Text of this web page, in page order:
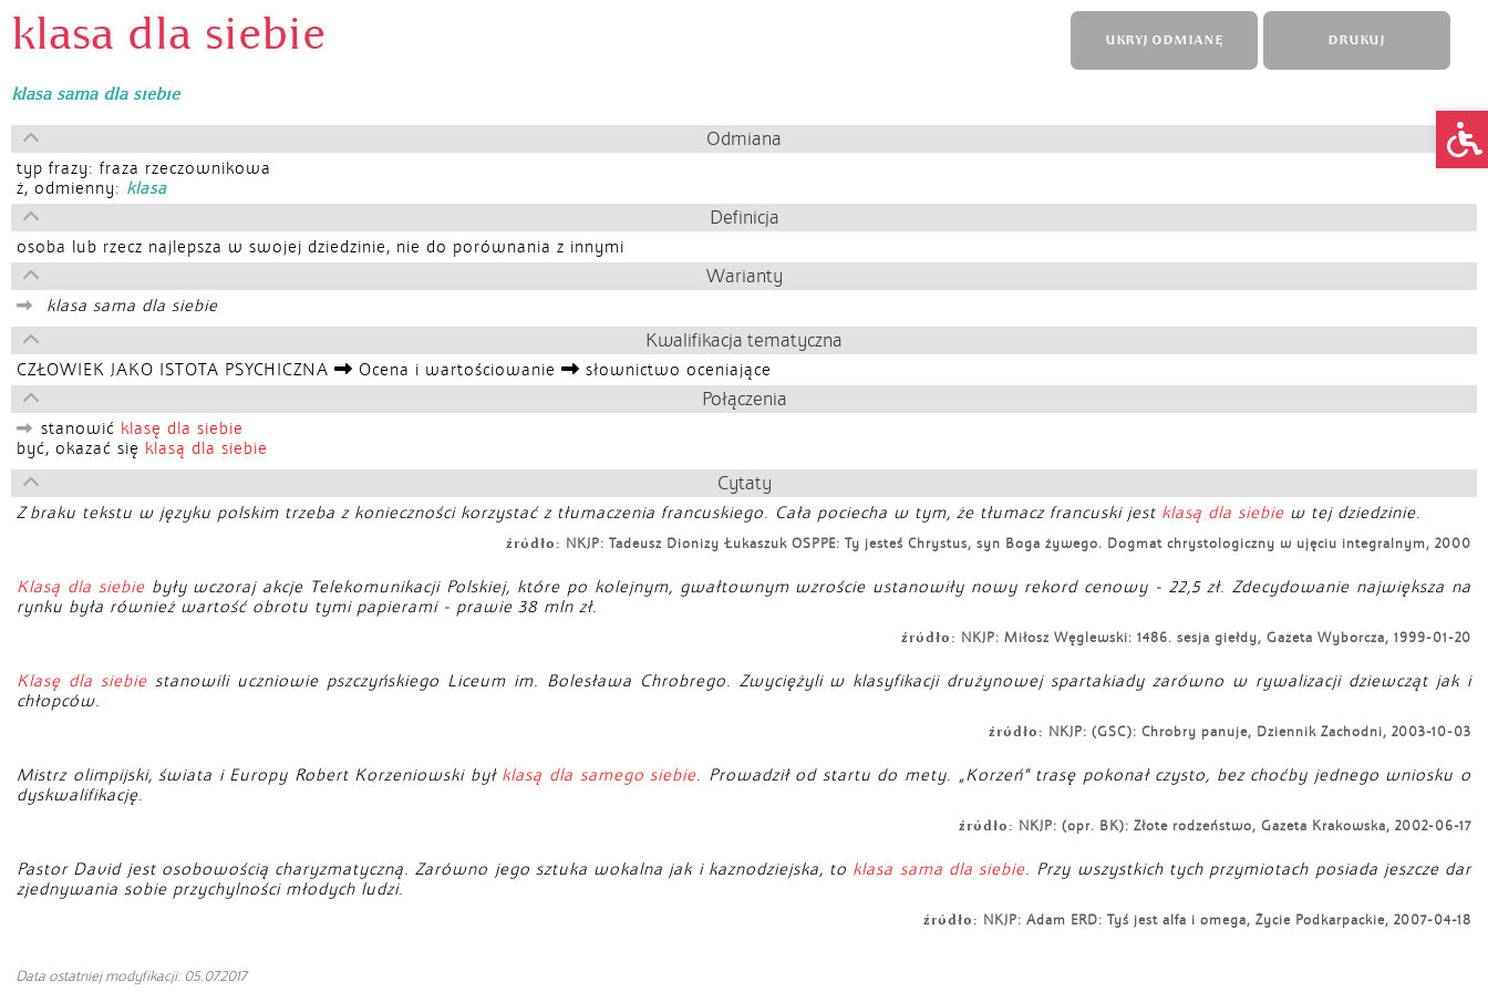
UKRYJ ODMIANĘ DRUKUJ
klasa dla siebie
klasa sama dla siebie
Odmiana
typ frazy: fraza rzeczownikowa
ż, odmienny: klasa
Definicja
osoba lub rzecz najlepsza w swojej dziedzinie, nie do porównania z innymi
Warianty
klasa sama dla siebie
Kwalifikacja tematyczna
CZŁOWIEK JAKO ISTOTA PSYCHICZNA Ocena i wartościowanie słownictwo oceniające
Połączenia
stanowić klasę dla siebie
być, okazać się klasą dla siebie
Cytaty
Z braku tekstu w języku polskim trzeba z konieczności korzystać z tłumaczenia francuskiego. Cała pociecha w tym, że tłumacz francuski jest klasą dla siebie w tej dziedzinie.
źródło: NKJP: Tadeusz Dionizy Łukaszuk OSPPE: Ty jesteś Chrystus, syn Boga żywego. Dogmat chrystologiczny w ujęciu integralnym, 2000
Klasą dla siebiebyły wczoraj akcje Telekomunikacji Polskiej, które po kolejnym, gwałtownym wzroście ustanowiły nowy rekord cenowy - 22,5 zł. Zdecydowanie największa na
rynku była również wartość obrotu tymi papierami - prawie 38 mln zł.
źródło: NKJP: Miłosz Węglewski: 1486. sesja giełdy, Gazeta Wyborcza, 1999-01-20
Klasę dla siebiestanowili uczniowie pszczyńskiego Liceum im. Bolesława Chrobrego. Zwyciężyli w klasyfikacji drużynowej spartakiady zarówno w rywalizacji dziewcząt jak i
chłopców.
źródło: NKJP: (GSC): Chrobry panuje, Dziennik Zachodni, 2003-10-03
Mistrz olimpijski, świata i Europy Robert Korzeniowski był klasą dla samego siebie. Prowadził od startu do mety. „Korzeń” trasę pokonał czysto, bez choćby jednego wniosku o
dyskwalifikację.
źródło: NKJP: (opr. BK): Złote rodzeństwo, Gazeta Krakowska, 2002-06-17
Pastor David jest osobowością charyzmatyczną. Zarówno jego sztuka wokalna jak i kaznodziejska, to klasa sama dla siebie. Przy wszystkich tych przymiotach posiada jeszcze dar
zjednywania sobie przychylności młodych ludzi.
źródło: NKJP: Adam ERD: Tyś jest alfa i omega, Życie Podkarpackie, 2007-04-18
Data ostatniej modyfikacji: 05.07.2017